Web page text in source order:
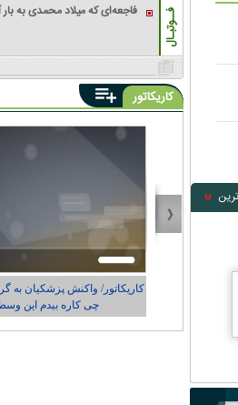
فــوتبـال فاجعه‌ای که میلاد محمدی به بار
کاریکاتور
کاریکاتور/ رضایت زاکانی از
شهرداری تهران